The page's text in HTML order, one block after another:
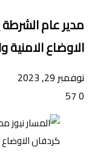
مدير عام
الاوضاع الامنية
نوفمبر 29, 2023
0